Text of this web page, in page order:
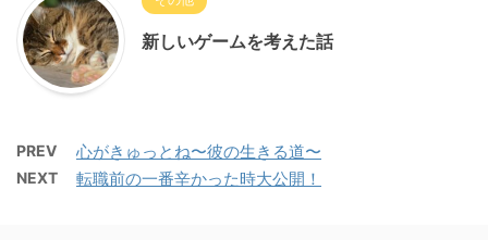
新しいゲームを考えた話
PREV 心がきゅっとね〜彼の生きる道〜
NEXT 転職前の一番辛かった時大公開！